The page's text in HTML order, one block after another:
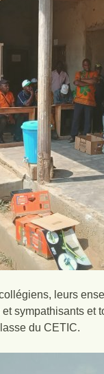
leurs
sympathisants et
du CETIC.